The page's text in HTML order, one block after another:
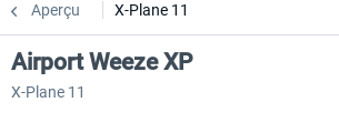
Aperçu X-Plane 11
Airport Weeze XP
X-Plane 11